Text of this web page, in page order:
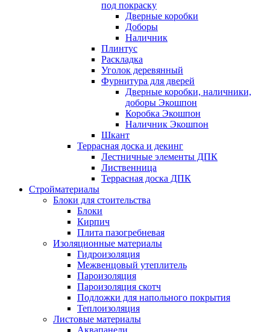
под покраску
Дверные коробки
Доборы
Наличник
Плинтус
Раскладка
Уголок деревянный
Фурнитура для дверей
Дверные коробки, наличники,
доборы Экошпон
Коробка Экошпон
Наличник Экошпон
Шкант
Террасная доска и декинг
Лестничные элементы ДПК
Лиственница
Террасная доска ДПК
Стройматериалы
Блоки для стоительства
Блоки
Кирпич
Плита пазогребневая
Изоляционные материалы
Гидроизоляция
Межвенцовый утеплитель
Пароизоляция
Пароизоляция скотч
Подложки для напольного покрытия
Теплоизоляция
Листовые материалы
Аквапанели